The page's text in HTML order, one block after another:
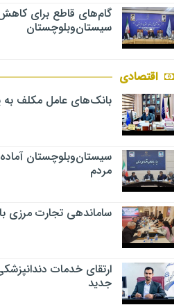
گام‌های قاطع برای
سیستان‌وبلوچستان
اقتصادی
بانک‌های عامل مکلف به
سیستان‌وبلوچستان
مردم
ساماندهی تجارت مرزی
ارتقای خدمات
جدید